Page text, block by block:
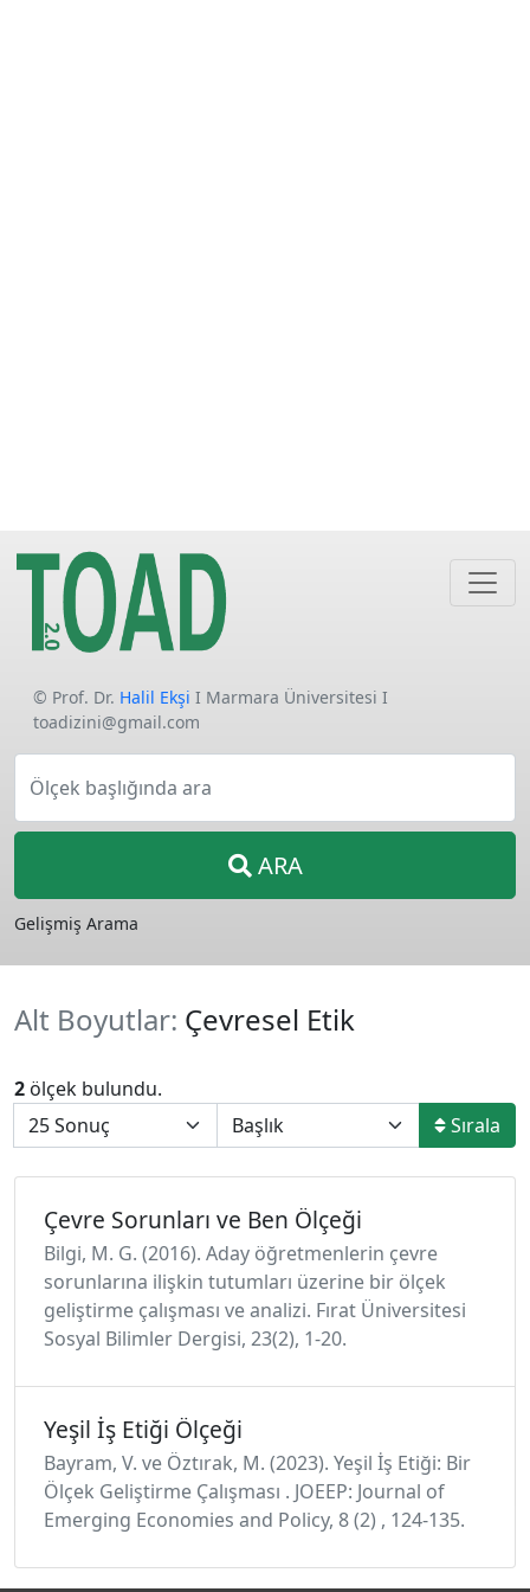
© Prof. Dr. Halil Ekşi I Marmara Üniversitesi I
toadizini@gmail.com
Ölçek başlığında ara
ARA
Gelişmiş Arama
Alt Boyutlar: Çevresel Etik
2 ölçek bulundu.
Sırala
Çevre Sorunları ve Ben Ölçeği
Bilgi, M. G. (2016). Aday öğretmenlerin çevre
sorunlarına ilişkin tutumları üzerine bir ölçek
geliştirme çalışması ve analizi. Fırat Üniversitesi
Sosyal Bilimler Dergisi, 23(2), 1-20.
Yeşil İş Etiği Ölçeği
Bayram, V. ve Öztırak, M. (2023). Yeşil İş Etiği: Bir
Ölçek Geliştirme Çalışması . JOEEP: Journal of
Emerging Economies and Policy, 8 (2) , 124-135.